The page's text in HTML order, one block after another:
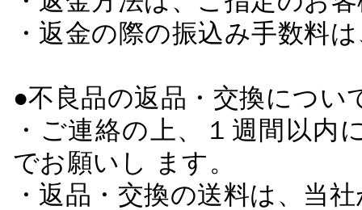
・返金の際の振込み手数料
●不良品の返品・交換につい
・ご連絡の上、１週間以
でお願いし ます。
・返品・交換の送料は、当